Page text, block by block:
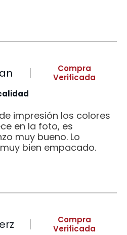
Compra
Verificada
impresión los colores
en la foto, es
muy bueno. Lo
bien empacado.
Compra
Verificada